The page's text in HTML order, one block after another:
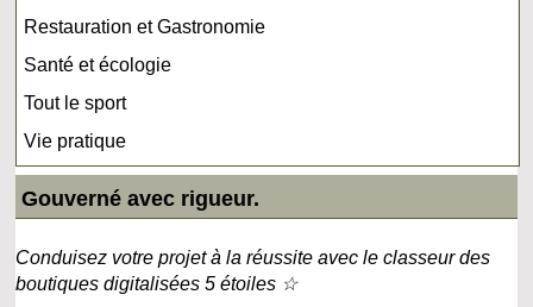
Restauration et Gastronomie
Santé et écologie
Tout le sport
Vie pratique
Gouverné avec rigueur.
Conduisez votre projet à la réussite avec le classeur des
boutiques digitalisées 5 étoiles ☆